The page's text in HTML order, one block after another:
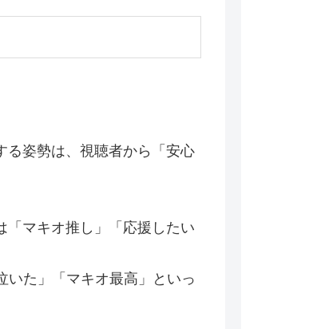
る姿勢は、視聴者から「安心
「マキオ推し」「応援したい
いた」「マキオ最高」といっ